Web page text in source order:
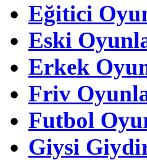
Eğitici
Eski
Erkek
Friv
Futbol
Giysi